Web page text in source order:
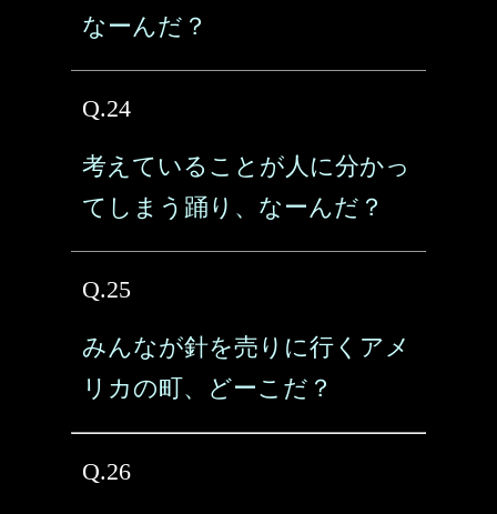
なーんだ？
Q.24
考えていることが人に分かっ
てしまう踊り、なーんだ？
Q.25
みんなが針を売りに行くアメ
リカの町、どーこだ？
Q.26